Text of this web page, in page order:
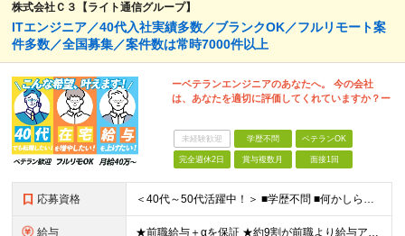
株式会社Ｃ３【ライト通信グループ】
ITエンジニア／40代入社実績多数／ブランクOK／フルリモート案
件多数／全国募集／案件数は常時7000件以上
ーベテランエンジニアのあなたへ。 今の会社
は、あなたを適切に評価してくれていますか？ー
未経験歓迎 学歴不問 ベテランOK
完全週休2日 賞与複数月 面接1回
応募資格 ＜40代～50代活躍中！＞ ■学歴不問 ■何かしらの開発経験をお持ちの方 ■ブランクOK ★ミドル～シニア層が多数活躍しています！ ▼こんな方は、ぜひご応募ください▼ □最後の転職先をお探しの方 □
給与 ★前職給与＋αを保証 ★約9割が前職より給与アップを実現 月給40万円以上＋各種手当＋賞与 ＜9割が年収アップを実現＞ 入社されたエンジニアの9割が前職よりも給与アップをしています！ 残り1割は前